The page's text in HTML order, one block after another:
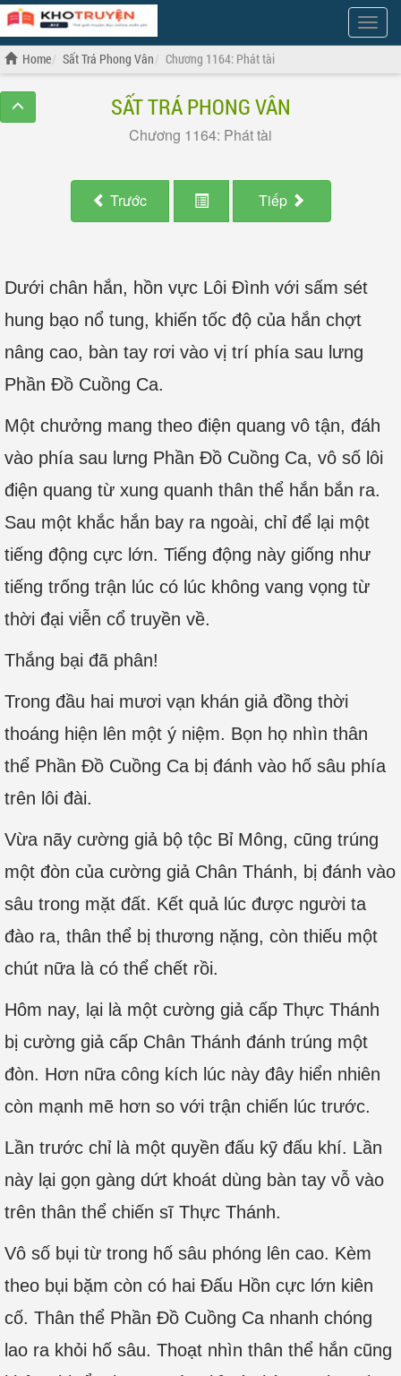
Show
Menu
Home Sất Trá Phong Vân Chương 1164: Phát tài
SẤT TRÁ PHONG VÂN
Chương 1164: Phát tài
Trước Tiếp
Dưới chân hắn, hồn vực Lôi Đình với sấm sét
hung bạo nổ tung, khiến tốc độ của hắn chợt
nâng cao, bàn tay rơi vào vị trí phía sau lưng
Phần Đồ Cuồng Ca.
Một chưởng mang theo điện quang vô tận, đáh
vào phía sau lưng Phần Đồ Cuồng Ca, vô số lôi
điện quang từ xung quanh thân thể hắn bắn ra.
Sau một khắc hắn bay ra ngoài, chỉ để lại một
tiếng động cực lớn. Tiếng động này giống như
tiếng trống trận lúc có lúc không vang vọng từ
thời đại viễn cổ truyền về.
Thắng bại đã phân!
Trong đầu hai mươi vạn khán giả đồng thời
thoáng hiện lên một ý niệm. Bọn họ nhìn thân
thể Phần Đồ Cuồng Ca bị đánh vào hố sâu phía
trên lôi đài.
Vừa nãy cường giả bộ tộc Bỉ Mông, cũng trúng
một đòn của cường giả Chân Thánh, bị đánh vào
sâu trong mặt đất. Kết quả lúc được người ta
đào ra, thân thể bị thương nặng, còn thiếu một
chút nữa là có thể chết rồi.
Hôm nay, lại là một cường giả cấp Thực Thánh
bị cường giả cấp Chân Thánh đánh trúng một
đòn. Hơn nữa công kích lúc này đây hiển nhiên
còn mạnh mẽ hơn so với trận chiến lúc trước.
Lần trước chỉ là một quyền đấu kỹ đấu khí. Lần
này lại gọn gàng dứt khoát dùng bàn tay vỗ vào
trên thân thể chiến sĩ Thực Thánh.
Vô số bụi từ trong hố sâu phóng lên cao. Kèm
theo bụi bặm còn có hai Đấu Hồn cực lớn kiên
cố. Thân thể Phần Đồ Cuồng Ca nhanh chóng
lao ra khỏi hố sâu. Thoạt nhìn thân thể hắn cũng